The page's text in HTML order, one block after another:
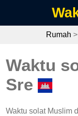
Rumah >
Waktu
Sre
Waktu solat Muslim